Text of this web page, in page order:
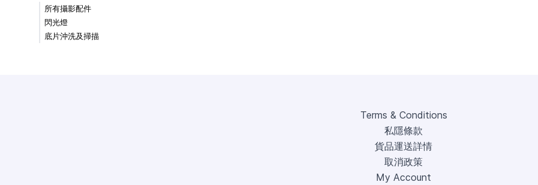
所有攝影配件
閃光燈
底片沖洗及掃描
Terms & Conditions
私隱條款
貨品運送詳情
取消政策
My Account